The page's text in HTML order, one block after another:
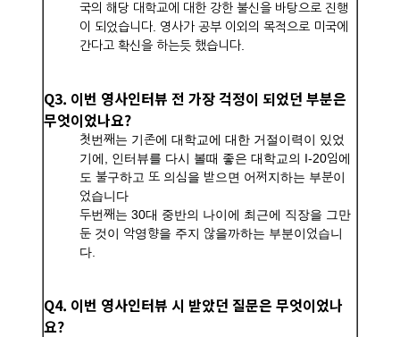
국의 해당 대학교에 대한 강한 불신을 바탕으로 진행
이 되었습니다. 영사가 공부 이외의 목적으로 미국에
간다고 확신을 하는듯 했습니다.
Q3. 이번 영사인터뷰 전 가장 걱정이 되었던 부분은
무엇이었나요?
첫번째는 기존에 대학교에 대한 거절이력이 있었
기에, 인터뷰를 다시 볼때 좋은 대학교의 I-20임에
도 불구하고 또 의심을 받으면 어쩌지하는 부분이
었습니다
두번째는 30대 중반의 나이에 최근에 직장을 그만
둔 것이 악영향을 주지 않을까하는 부분이었습니
다.
Q4. 이번 영사인터뷰 시 받았던 질문은 무엇이었나
요?